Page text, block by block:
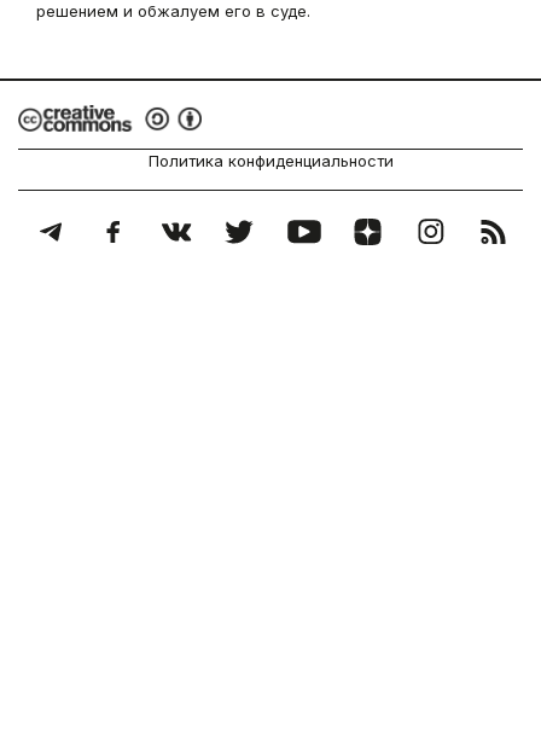
решением и обжалуем его в суде.
Политика конфиденциальности